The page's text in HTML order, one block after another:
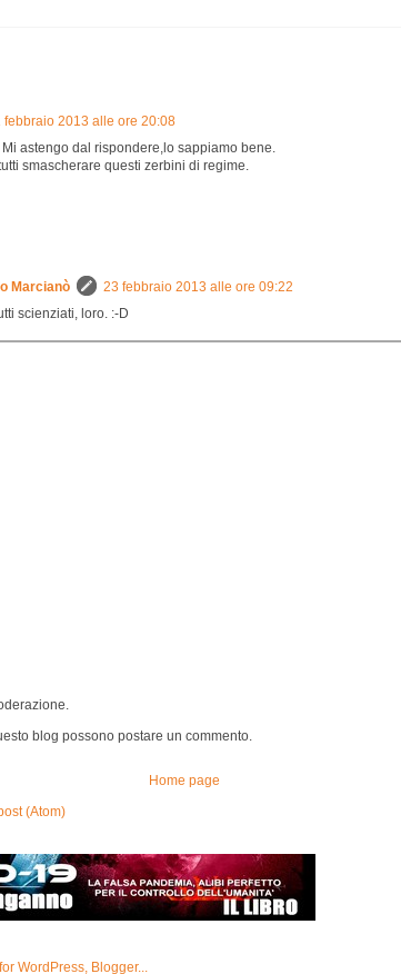
febbraio 2013 alle ore 20:08
astengo dal rispondere,lo sappiamo bene.
smascherare questi zerbini di regime.
Marcianò
23 febbraio 2013 alle ore 09:22
scienziati, loro. :-D
blog possono postare un commento.
Home page
(Atom)